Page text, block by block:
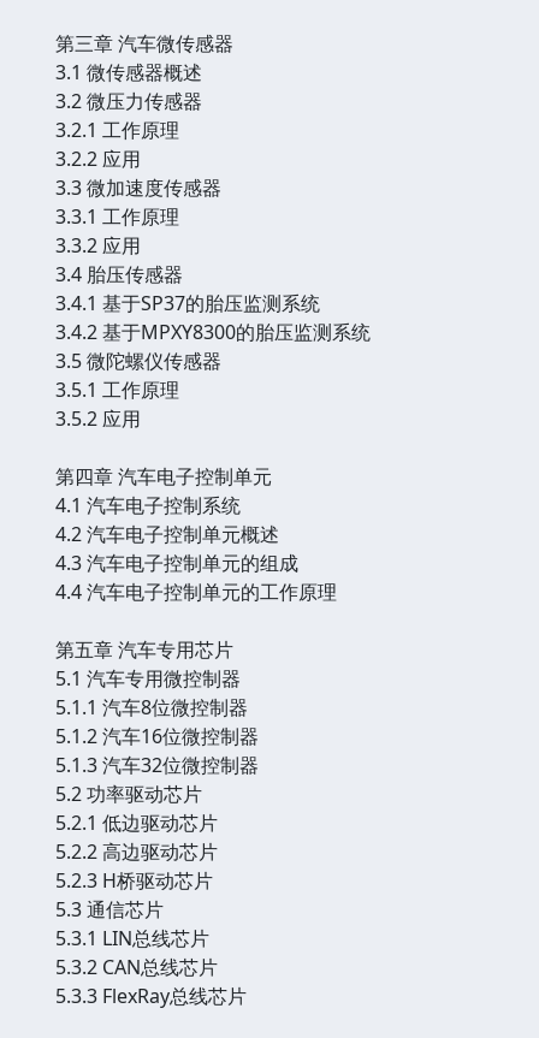
第三章 汽车微传感器
3.1 微传感器概述
3.2 微压力传感器
3.2.1 工作原理
3.2.2 应用
3.3 微加速度传感器
3.3.1 工作原理
3.3.2 应用
3.4 胎压传感器
3.4.1 基于SP37的胎压监测系统
3.4.2 基于MPXY8300的胎压监测系统
3.5 微陀螺仪传感器
3.5.1 工作原理
3.5.2 应用
第四章 汽车电子控制单元
4.1 汽车电子控制系统
4.2 汽车电子控制单元概述
4.3 汽车电子控制单元的组成
4.4 汽车电子控制单元的工作原理
第五章 汽车专用芯片
5.1 汽车专用微控制器
5.1.1 汽车8位微控制器
5.1.2 汽车16位微控制器
5.1.3 汽车32位微控制器
5.2 功率驱动芯片
5.2.1 低边驱动芯片
5.2.2 高边驱动芯片
5.2.3 H桥驱动芯片
5.3 通信芯片
5.3.1 LIN总线芯片
5.3.2 CAN总线芯片
5.3.3 FlexRay总线芯片